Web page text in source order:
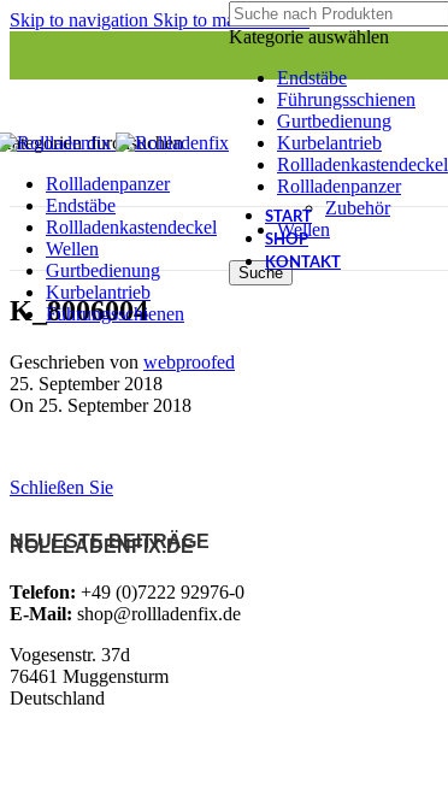
Skip to navigation Skip to main content
Kategorie auswählen
Endstäbe
Führungsschienen
Gurtbedienung
Kurbelantrieb
Rollladenkastendeckel
Rollladenpanzer
Zubehör
Wellen
Suche
durchsuchen
Rollladenpanzer
Endstäbe
Rollladenkastendeckel
Wellen
Gurtbedienung
Kurbelantrieb
Führungsschienen
START
SHOP
KONTAKT
K_8006004
Geschrieben von webproofed
25. September 2018
On 25. September 2018
Schließen Sie
NEUESTE BEITRÄGE
ROLLLADENFIX.DE
Telefon: +49 (0)7222 92976-0
E-Mail: shop@rollladenfix.de
Vogesenstr. 37d
76461 Muggensturm
Deutschland